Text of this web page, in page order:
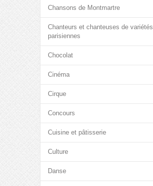
Chansons de Montmartre
Chanteurs et chanteuses de variétés
parisiennes
Chocolat
Cinéma
Cirque
Concours
Cuisine et pâtisserie
Culture
Danse